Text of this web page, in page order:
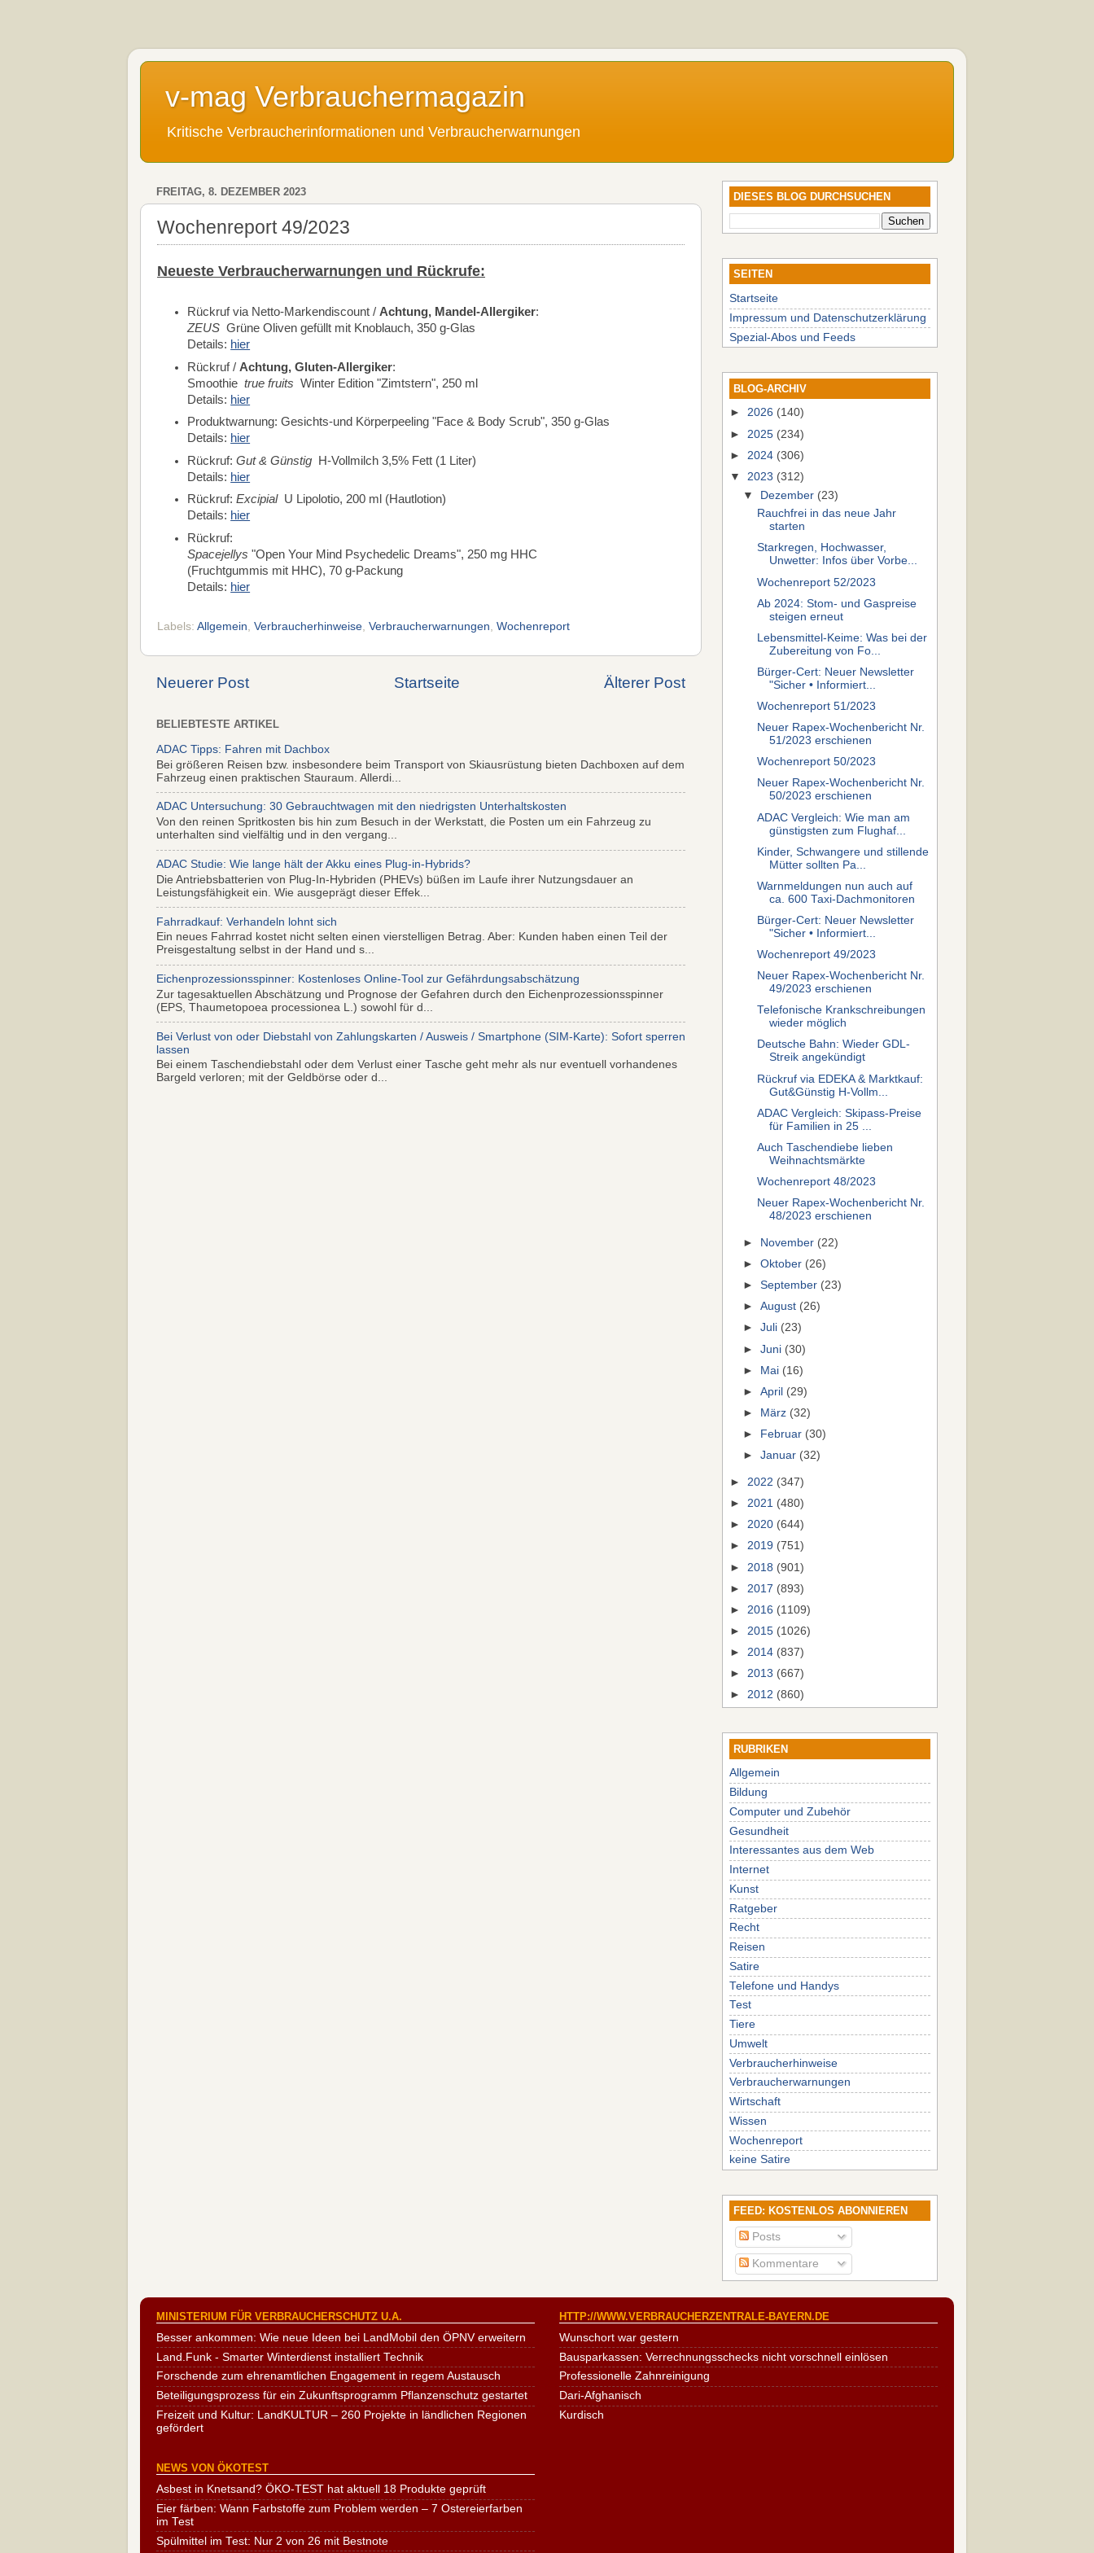
v-mag Verbrauchermagazin
Kritische Verbraucherinformationen und Verbraucherwarnungen
FREITAG, 8. DEZEMBER 2023
Wochenreport 49/2023
Neueste Verbraucherwarnungen und Rückrufe:
Rückruf via Netto-Markendiscount /Achtung, Mandel-Allergiker:
ZEUS Grüne Oliven gefüllt mit Knoblauch, 350 g-Glas
Details: hier
Rückruf / Achtung, Gluten-Allergiker:
Smoothietrue fruitsWinter Edition "Zimtstern", 250 ml
Details: hier
Produktwarnung: Gesichts-und Körperpeeling "Face & Body Scrub", 350 g-Glas
Details: hier
Rückruf:Gut & Günstig H-Vollmilch 3,5% Fett (1 Liter)
Details: hier
Rückruf:ExcipialU Lipolotio, 200 ml (Hautlotion)
Details: hier
Rückruf:
Spacejellys "Open Your Mind Psychedelic Dreams", 250 mg HHC
(Fruchtgummis mit HHC), 70 g-Packung
Details: hier
Labels: Allgemein Verbraucherhinweise Verbraucherwarnungen Wochenreport
Neuerer Post Älterer Post
Startseite
BELIEBTESTE ARTIKEL
ADAC Tipps: Fahren mit Dachbox
Bei größeren Reisen bzw. insbesondere beim Transport von Skiausrüstung bieten Dachboxen auf dem
Fahrzeug einen praktischen Stauraum. Allerdi...
ADAC Untersuchung: 30 Gebrauchtwagen mit den niedrigsten Unterhaltskosten
Von den reinen Spritkosten bis hin zum Besuch in der Werkstatt, die Posten um ein Fahrzeug zu
unterhalten sind vielfältig und in den vergang...
ADAC Studie: Wie lange hält der Akku eines Plug-in-Hybrids?
Die Antriebsbatterien von Plug-In-Hybriden (PHEVs) büßen im Laufe ihrer Nutzungsdauer an
Leistungsfähigkeit ein. Wie ausgeprägt dieser Effek...
Fahrradkauf: Verhandeln lohnt sich
Ein neues Fahrrad kostet nicht selten einen vierstelligen Betrag. Aber: Kunden haben einen Teil der
Preisgestaltung selbst in der Hand und s...
Eichenprozessionsspinner: Kostenloses Online-Tool zur Gefährdungsabschätzung
Zur tagesaktuellen Abschätzung und Prognose der Gefahren durch den Eichenprozessionsspinner
(EPS, Thaumetopoea processionea L.) sowohl für d...
Bei Verlust von oder Diebstahl von Zahlungskarten / Ausweis / Smartphone (SIM-Karte): Sofort sperren
lassen
Bei einem Taschendiebstahl oder dem Verlust einer Tasche geht mehr als nur eventuell vorhandenes
Bargeld verloren; mit der Geldbörse oder d...
DIESES BLOG DURCHSUCHEN
SEITEN
Startseite
Impressum und Datenschutzerklärung
Spezial-Abos und Feeds
BLOG-ARCHIV
► 2026 (140)
► 2025 (234)
► 2024 (306)
▼ 2023 (312)
▼ Dezember (23)
Rauchfrei in das neue Jahr
starten
Starkregen, Hochwasser,
Unwetter: Infos über Vorbe...
Wochenreport 52/2023
Ab 2024: Stom- und Gaspreise
steigen erneut
Lebensmittel-Keime: Was bei der
Zubereitung von Fo...
Bürger-Cert: Neuer Newsletter
"Sicher • Informiert...
Wochenreport 51/2023
Neuer Rapex-Wochenbericht Nr.
51/2023 erschienen
Wochenreport 50/2023
Neuer Rapex-Wochenbericht Nr.
50/2023 erschienen
ADAC Vergleich: Wie man am
günstigsten zum Flughaf...
Kinder, Schwangere und stillende
Mütter sollten Pa...
Warnmeldungen nun auch auf
ca. 600 Taxi-Dachmonitoren
Bürger-Cert: Neuer Newsletter
"Sicher • Informiert...
Wochenreport 49/2023
Neuer Rapex-Wochenbericht Nr.
49/2023 erschienen
Telefonische Krankschreibungen
wieder möglich
Deutsche Bahn: Wieder GDL-
Streik angekündigt
Rückruf via EDEKA & Marktkauf:
Gut&Günstig H-Vollm...
ADAC Vergleich: Skipass-Preise
für Familien in 25 ...
Auch Taschendiebe lieben
Weihnachtsmärkte
Wochenreport 48/2023
Neuer Rapex-Wochenbericht Nr.
48/2023 erschienen
► November (22)
►Oktober (26)
►September (23)
►August (26)
►Juli (23)
►Juni (30)
► Mai (16)
►April (29)
►
März (32)
►
Februar (30)
►Januar (32)
► 2022 (347)
► 2021 (480)
► 2020 (644)
► 2019 (751)
► 2018 (901)
► 2017 (893)
► 2016 (1109)
► 2015 (1026)
► 2014 (837)
► 2013 (667)
► 2012 (860)
RUBRIKEN
Allgemein
Bildung
Computer und Zubehör
Gesundheit
Interessantes aus dem Web
Internet
Kunst
Ratgeber
Recht
Reisen
Satire
Telefone und Handys
Test
Tiere
Umwelt
Verbraucherhinweise
Verbraucherwarnungen
Wirtschaft
Wissen
Wochenreport
keine Satire
FEED: KOSTENLOS ABONNIEREN
Posts
Kommentare
MINISTERIUM FÜR VERBRAUCHERSCHUTZ U.A.
Besser ankommen: Wie neue Ideen bei LandMobil den ÖPNV erweitern
Land.Funk - Smarter Winterdienst installiert Technik
Forschende zum ehrenamtlichen Engagement in regem Austausch
Beteiligungsprozess für ein Zukunftsprogramm Pflanzenschutz gestartet
Freizeit und Kultur: LandKULTUR – 260 Projekte in ländlichen Regionen
gefördert
NEWS VON ÖKOTEST
Asbest in Knetsand? ÖKO-TEST hat aktuell 18 Produkte geprüft
Eier färben: Wann Farbstoffe zum Problem werden – 7 Ostereierfarben
im Test
Spülmittel im Test: Nur 2 von 26 mit Bestnote
HTTP://WWW.VERBRAUCHERZENTRALE-BAYERN.DE
Wunschort war gestern
Bausparkassen: Verrechnungsschecks nicht vorschnell einlösen
Professionelle Zahnreinigung
Dari-Afghanisch
Kurdisch